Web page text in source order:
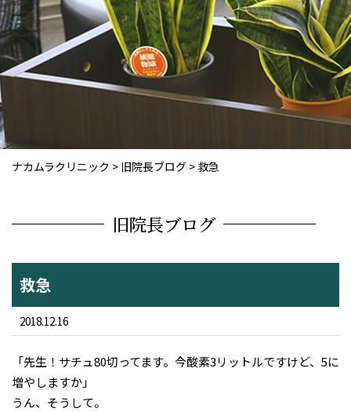
ナカムラクリニック > 旧院長ブログ > 救急
旧院長ブログ
救急
2018.12.16
「先生！サチュ80切ってます。今酸素3リットルですけど、5に
増やしますか」
うん、そうして。